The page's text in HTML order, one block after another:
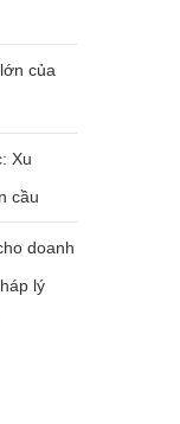
của
Xu
cầu
doanh
lý